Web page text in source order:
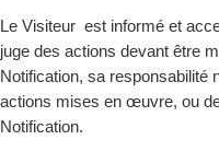
Le Visiteur est informé et
juge des actions devant être
Notification, sa responsabilité
actions mises en œuvre, ou de
Notification.